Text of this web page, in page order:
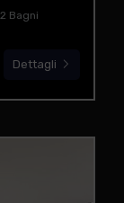
2 Bagni
Dettagli